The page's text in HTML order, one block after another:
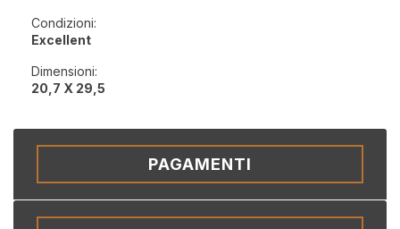
Condizioni:
Excellent
Dimensioni:
20,7 X 29,5
PAGAMENTI